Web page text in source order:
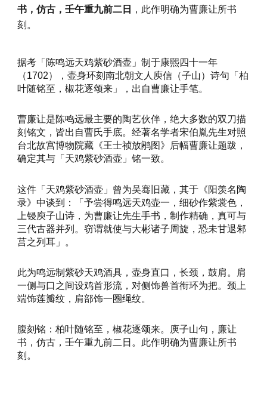
书，仿古，壬午重九前二日
，此作明确为曹廉让所书
刻。
据考「陈鸣远天鸡紫砂酒壶」制于康熙四十一年
（1702），壶身环刻南北朝文人庾信（子山）诗句「柏
叶随铭至，椒花逐颂来」，出自曹廉让手笔。
曹廉让是陈鸣远最主要的陶艺伙伴，绝大多数的双刀描
刻铭文，皆出自曹氏手底。经著名学者宋伯胤先生对照
台北故宫博物院藏《王士祯放鹇图》后幅曹廉让题跋，
确定其与「天鸡紫砂酒壶」铭一致。
这件「天鸡紫砂酒壶」曾为吴骞旧藏，其于《阳羡名陶
录》中谈到：「予尝得鸣远天鸡壶一，细砂作紫裳色，
上锓庾子山诗，为曹廉让先生手书，制作精确，真可与
三代古器并列。窃谓就使与大彬诸子周旋，恐未甘退邾
莒之列耳」。
此为鸣远制紫砂天鸡酒具，壶身直口，长颈，鼓肩。肩
一侧与口之间设鸡首形流，对侧饰兽首衔环为把。颈上
端饰莲瓣纹，肩部饰一圈绳纹。
腹刻铭：柏叶随铭至，椒花逐颂来。庾子山句，廉让
书，仿古，壬午重九前二日。此作明确为曹廉让所书
刻。